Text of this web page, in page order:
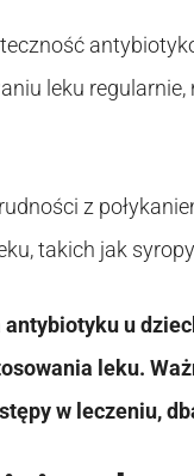
leku
z
takich jak
antybiotyku u
leku.
w leczeniu,